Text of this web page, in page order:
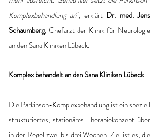
Komplexbehandlung an“, erklärt Dr. med. Jens
Schaumberg, Chefarzt der Klinik für Neurologie
an den Sana Kliniken Lübeck.
Komplex behandelt an den Sana Kliniken Lübeck
Die Parkinson-Komplexbehandlung ist ein speziell
strukturiertes, stationäres Therapiekonzept über
in der Regel zwei bis drei Wochen. Ziel ist es, die